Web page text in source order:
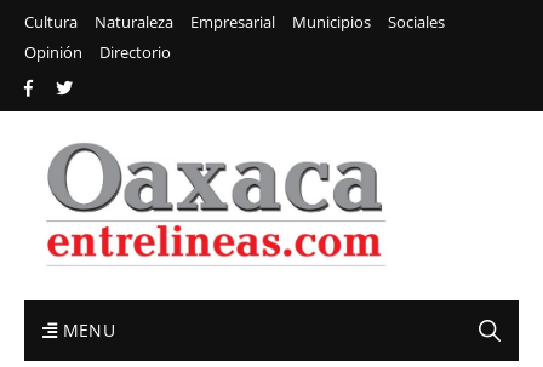
Cultura Naturaleza Empresarial Municipios
Sociales
Opinión
Directorio
MENU